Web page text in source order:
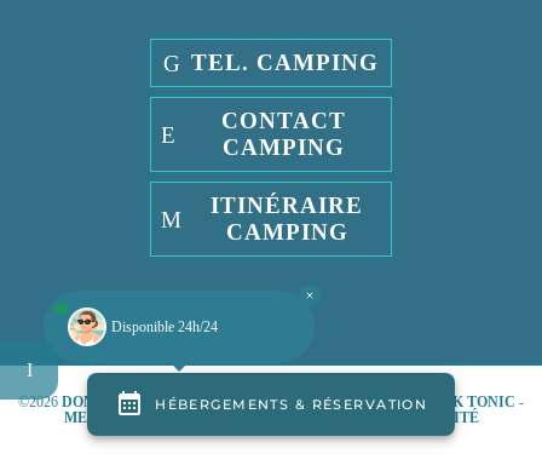
TEL. CAMPING
CONTACT
CAMPING
ITINÉRAIRE
CAMPING
©2026 DOMAINE DE PENDRUCPARAGENCE WEB & ADS GEEK TONIC -
MENTIONS LÉGALES
POLITIQUE DE CONFIDENTIALITÉ
Disponible 24h/24